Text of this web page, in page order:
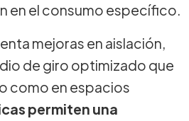
en el consumo específico.
mejoras en aislación,
de giro optimizado que
como en espacios
permiten una